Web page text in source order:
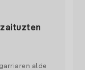
alde